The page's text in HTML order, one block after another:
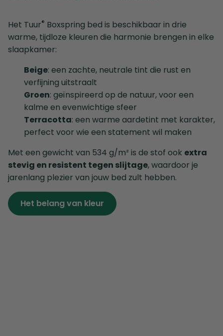
Het Tuur® Boxspring bed is beschikbaar in drie
warme, tijdloze kleuren die harmonie brengen in elke
slaapkamer:
Beige: een zachte, neutrale tint die rust en
verfijning uitstraalt
Groen: geïnspireerd op de natuur, voor een
kalme en evenwichtige sfeer
Terracotta: een warme aardetint met karakter,
perfect voor wie een statement wil maken
Met een gewicht van 534 g/m² is de stof ook extra
stevig en resistent tegen slijtage, waardoor je
jarenlang plezier van jouw bed zult hebben.
Het belang van kleur